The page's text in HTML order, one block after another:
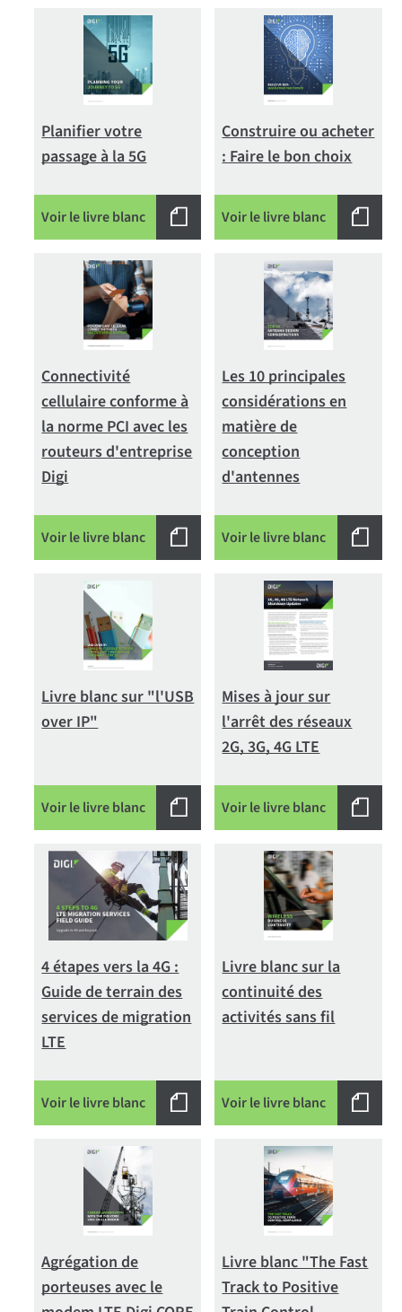
Planifier votre
passage à la 5G
Voir le livre blanc
Construire ou acheter
: Faire le bon choix
Voir le livre blanc
Connectivité
cellulaire conforme à
la norme PCI avec les
routeurs d'entreprise
Digi
Voir le livre blanc
Les 10 principales
considérations en
matière de
conception
d'antennes
Voir le livre blanc
Livre blanc sur "l'USB
over IP"
Voir le livre blanc
Mises à jour sur
l'arrêt des réseaux
2G, 3G, 4G LTE
Voir le livre blanc
4 étapes vers la 4G :
Guide de terrain des
services de migration
LTE
Voir le livre blanc
Livre blanc sur la
continuité des
activités sans fil
Voir le livre blanc
Agrégation de
porteuses avec le
Livre blanc "The Fast
Track to Positive